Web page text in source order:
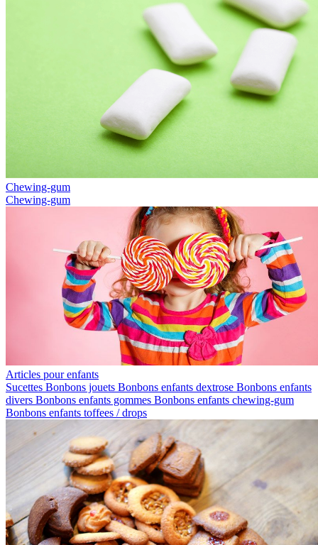
Chewing-gum
Chewing-gum
Articles pour enfants
Sucettes Bonbons jouets Bonbons enfants dextrose Bonbons enfants
divers Bonbons enfants gommes Bonbons enfants chewing-gum
Bonbons enfants toffees / drops